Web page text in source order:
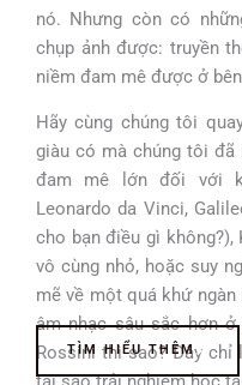
nó. Nhưng còn có
chụp ảnh được: truyền
niềm đam mê được ở
Hãy cùng chúng tôi
giàu có mà chúng tôi
đam mê lớn đối với
Leonardo da Vinci,
cho bạn điều gì
vô cùng nhỏ, hoặc suy
mẽ về một quá khứ
âm nhạc sâu sắc hơn
Rossini thì sao? Đây chỉ
TÌM HIỂU THÊM